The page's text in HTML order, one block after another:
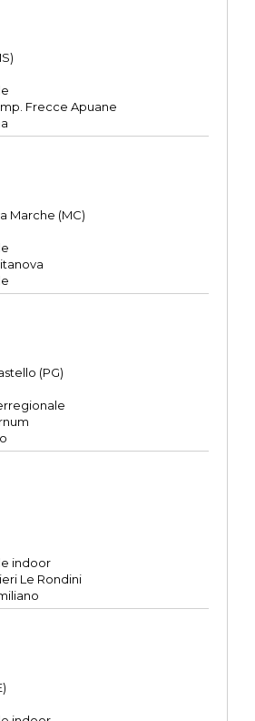
Frecce Apuane
Marche (MC)
(PG)
indoor
Le Rondini